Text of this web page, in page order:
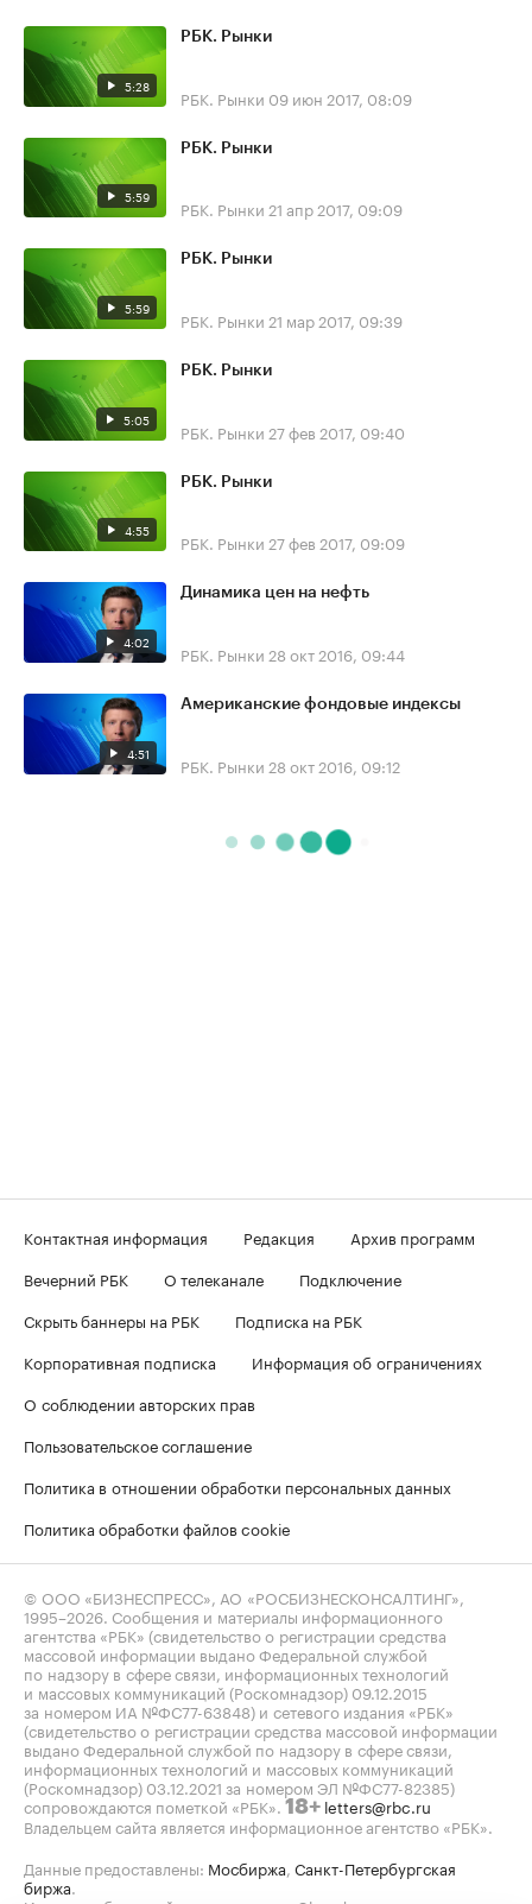
5:28
РБК. Рынки
РБК. Рынки 09 июн 2017, 08:09
5:59
РБК. Рынки
РБК. Рынки 21 апр 2017, 09:09
5:59
РБК. Рынки
РБК. Рынки 21 мар 2017, 09:39
5:05
РБК. Рынки
РБК. Рынки 27 фев 2017, 09:40
4:55
РБК. Рынки
РБК. Рынки 27 фев 2017, 09:09
4:02
Динамика цен на нефть
РБК. Рынки 28 окт 2016, 09:44
4:51
Американские фондовые индексы
РБК. Рынки 28 окт 2016, 09:12
Контактная информация Редакция
Архив программ
Вечерний РБК
О телеканале
Подключение
Скрыть баннеры на РБК
Подписка на РБК
Корпоративная подписка
Информация об ограничениях
О соблюдении авторских прав
Пользовательское соглашение
Политика в отношении обработки персональных данных
Политика обработки файлов cookie
© ООО «БИЗНЕСПРЕСС», АО «РОСБИЗНЕСКОНСАЛТИНГ»,
1995–2026 . Сообщения и материалы информационного
агентства «РБК» (свидетельство о регистрации средства
массовой информации выдано Федеральной службой
по надзору в сфере связи, информационных технологий
и массовых коммуникаций (Роскомнадзор) 09.12.2015
за номером ИА №ФС77-63848) и сетевого издания «РБК»
(свидетельство о регистрации средства массовой информации
выдано Федеральной службой по надзору в сфере связи,
информационных технологий и массовых коммуникаций
(Роскомнадзор) 03.12.2021 за номером ЭЛ №ФС77-82385)
сопровождаются пометкой «РБК». 18+ letters@rbc.ru
Владельцем сайта является информационное агентство «РБК».
Данные предоставлены: Мосбиржа Санкт-Петербургская
биржа